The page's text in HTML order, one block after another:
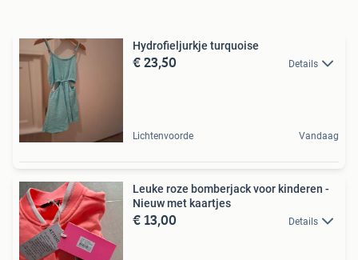
Hydrofieljurkje turquoise
€ 23,50 Details
Lichtenvoorde Vandaag
Leuke roze bomberjack voor kinderen -
Nieuw met kaartjes
€ 13,00 Details